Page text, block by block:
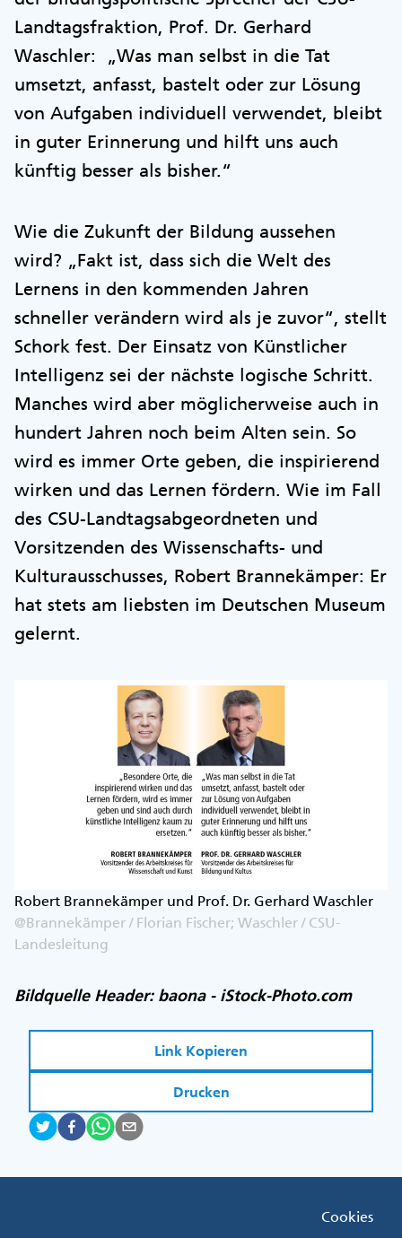
Landtagsfraktion, Prof. Dr. Gerhard
Waschler: „Was man selbst in die Tat
umsetzt, anfasst, bastelt oder zur Lösung
von Aufgaben individuell verwendet, bleibt
in guter Erinnerung und hilft uns auch
künftig besser als bisher.“
Wie die Zukunft der Bildung aussehen
wird? „Fakt ist, dass sich die Welt des
Lernens in den kommenden Jahren
schneller verändern wird als je zuvor“, stellt
Schork fest. Der Einsatz von Künstlicher
Intelligenz sei der nächste logische Schritt.
Manches wird aber möglicherweise auch in
hundert Jahren noch beim Alten sein. So
wird es immer Orte geben, die inspirierend
wirken und das Lernen fördern. Wie im Fall
des CSU-Landtagsabgeordneten und
Vorsitzenden des Wissenschafts- und
Kulturausschusses, Robert Brannekämper: Er
hat stets am liebsten im Deutschen Museum
gelernt.
Robert Brannekämper und Prof. Dr. Gerhard Waschler
@Brannekämper / Florian Fischer; Waschler / CSU-
Landesleitung
Bildquelle Header: baona - iStock-Photo.com
Link Kopieren
Drucken
Cookies